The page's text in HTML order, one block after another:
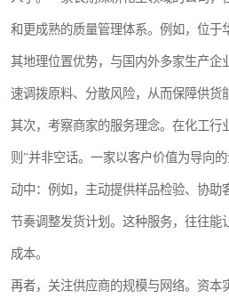
和更成熟的质量管理体系。例如，位于
其地理位置优势，与国内外多家生产企
速调拨原料、分散风险，从而保障供货
其次，考察商家的服务理念。在化工行
则”并非空话。一家以客户价值为导向
动中：例如，主动提供样品检验、协助
节奏调整发货计划。这种服务，往往能
成本。
再者，关注供应商的规模与网络。资本